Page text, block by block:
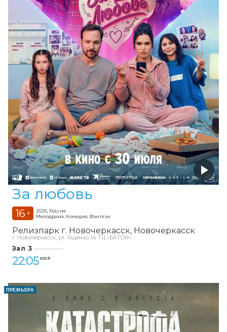
За любовь
16 +
2026, Россия
Мелодрама, Комедия, Фэнтези
Релизпарк г. Новочеркасск Новочеркасск
г. Новочеркасск, ул. Ященко 1А ТЦ «БАТОН»
Зал 3
22:05 500 ₽
ПРЕМЬЕРА